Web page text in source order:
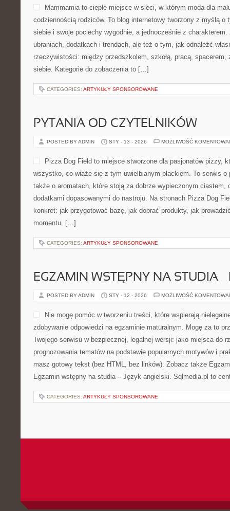
Mammamia to ciepłe miejsce w sieci, w którym moda dla
codziennością rodziców. To blog internetowy tworzony z myślą o
siebie i swoje pociechy wygodnie, a jednocześnie z
ubraniach, dodatkach i trendach, ale też o tym, jak odnaleźć
rzeczywistości: między przedszkolem, szkołą, pracą,
siebie. Kategorie do zobaczenia to […]
CATEGORIES: ARTYKUŁY SPONSOROWANE
PYTANIA OD CZYTELNIKÓW
POSTED BY ADMIN STY - 13 - 2026 MOŻLIWOŚĆ
Pizza Dog Field to miejsce stworzone dla pasjonatów pizzy,
wszystko, co wiąże się z tym uwielbianym plackiem. To serwis
także o aromatach, które stoją za dobrze wypieczonym ciastem,
dodatkami dopasowanymi do nastroju. Na stronach Pizza Dog
konkret: jak przygotować bazę, jak dobrać produkty, jak
momentu, […]
CATEGORIES: ARTYKUŁY SPONSOROWANE
EGZAMIN WSTĘPNY NA STUDIA
POSTED BY ADMIN STY - 12 - 2026 MOŻLIWOŚĆ
Nie mogę pomóc w tworzeniu treści, które wspierają
zdobywanie odpowiedzi na egzaminie maturalnym. Mogę za to
Twojego serwisu w bezpiecznej, legalnej wersji: jako miejsca do
prognozowania tematów na podstawie popularnych motywów i
masz gotowy tekst (bez HTML, bez linków). Zobacz także
Egzamin wstępny na studia – Język angielski. Sqlmedia.pl to
CATEGORIES: ARTYKUŁY SPONSOROWANE